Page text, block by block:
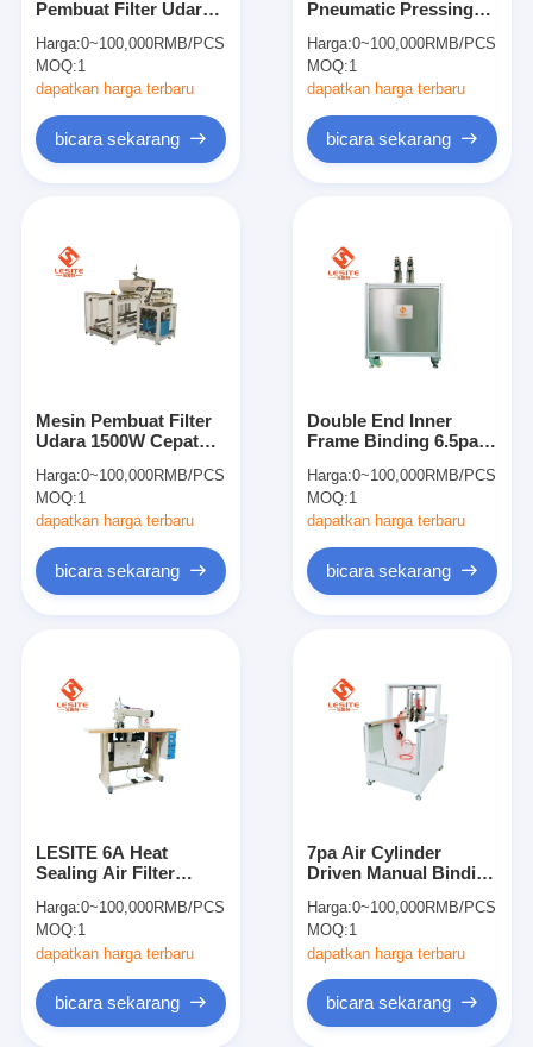
Mesin Memukau Otomatis
Mesin Memukau Semi Otomatis
Frame Welder
Filter Tas Aluminium
Filter Kantong Debu
Mesin Jahitan Ultrasonik
Filter udara Mesin pembuatan kerangka
Pembuat Filter Udara
Aluminium Rivet
Harga:0~100,000RMB/PCS
MOQ:1
dapatkan harga terbaru
bicara sekarang
Pneumatic Pressing
Silinder Udara Air
Harga:0~100,000RMB/PCS
MOQ:1
dapatkan harga terbaru
bicara sekarang
Mesin Pembuat Filter
Udara 1500W Cepat
Pembuat Filter Pra
Harga:0~100,000RMB/PCS
MOQ:1
dapatkan harga terbaru
bicara sekarang
Double End Inner
Frame Binding 6.5pa
Machine
Harga:0~100,000RMB/PCS
MOQ:1
dapatkan harga terbaru
bicara sekarang
LESITE 6A Heat
Sealing Air Filter
Filter Bags
Harga:0~100,000RMB/PCS
MOQ:1
dapatkan harga terbaru
bicara sekarang
7pa Air Cylinder
Driven Manual Binding
Pembuat Filter HVAC
Harga:0~100,000RMB/PCS
MOQ:1
dapatkan harga terbaru
bicara sekarang